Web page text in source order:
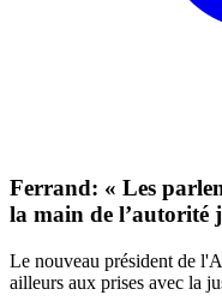
Ferrand: « Les
la main de l’autorité
Le nouveau président de
ailleurs aux prises avec la